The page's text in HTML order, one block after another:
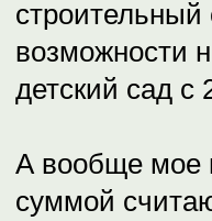
строительный
возможности
детский сад с
А вообще мое
суммой